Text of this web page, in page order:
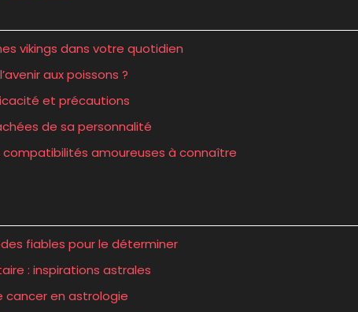
vikings dans votre quotidien
aux poissons ?
et précautions
de sa personnalité
amoureuses à connaître
fiables pour le déterminer
: inspirations astrales
cancer en astrologie